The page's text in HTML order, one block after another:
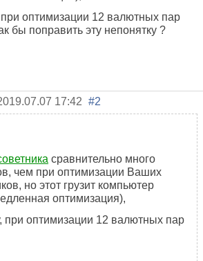
оптимизации 12 валютных пар
бы поправить эту непонятку ?
17:42 #2
сравнительно много
чем при оптимизации Ваших
но этот грузит компьютер
оптимизация),
при оптимизации 12 валютных пар